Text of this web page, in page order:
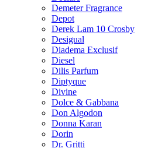
Demeter Fragrance
Depot
Derek Lam 10 Crosby
Desigual
Diadema Exclusif
Diesel
Dilis Parfum
Diptyque
Divine
Dolce & Gabbana
Don Algodon
Donna Karan
Dorin
Dr. Gritti